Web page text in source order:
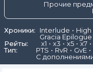
Прочие
Хроники: Interlude High
Gracia Epilogue
Рейты:
x1 x3 x5 x7
Тип:
PTS RvR GvE
С